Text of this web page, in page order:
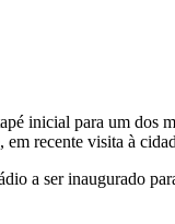
inicial para um dos
recente visita à
a ser inaugurado